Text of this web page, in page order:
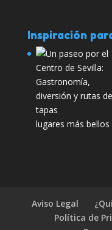
Inspiración
lugares más
Aviso Legal
Política de